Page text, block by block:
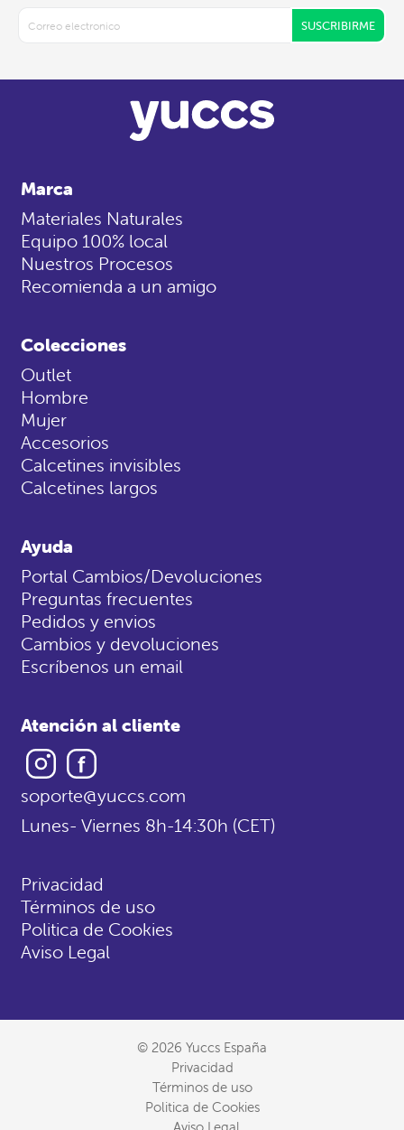
SUSCRIBIRME
Marca
Materiales Naturales
Equipo 100% local
Nuestros Procesos
Recomienda a un amigo
Colecciones
Outlet
Hombre
Mujer
Accesorios
Calcetines invisibles
Calcetines largos
Ayuda
Portal Cambios/Devoluciones
Preguntas frecuentes
Pedidos y envios
Cambios y devoluciones
Escríbenos un email
Atención al cliente
Instagram
soporte@yuccs.com
Lunes- Viernes 8h-14:30h (CET)
Privacidad
Términos de uso
Politica de Cookies
Aviso Legal
© 2026 Yuccs España
Privacidad
Términos de uso
Politica de Cookies